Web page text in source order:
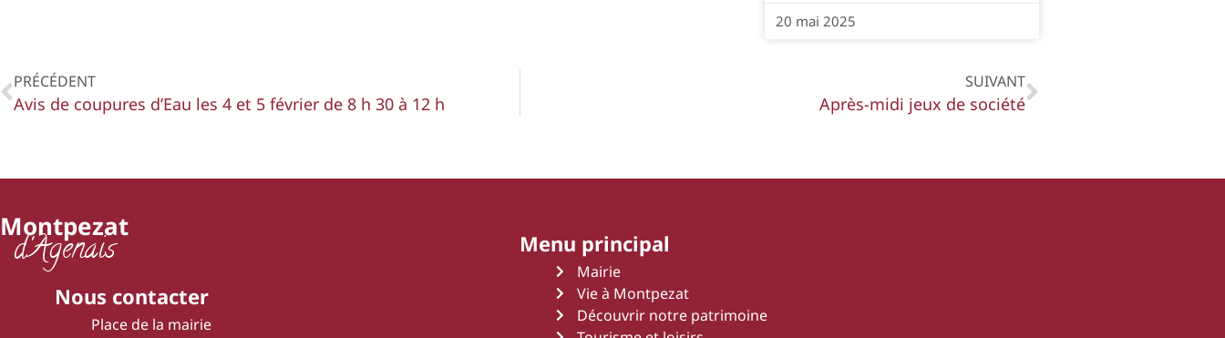
20 mai 2025
PRÉCÉDENT
Avis de coupures d’Eau les 4 et 5 février de 8 h 30 à 12 h
SUIVANT
Après-midi jeux de société
Montpezat
d'Agenais
Nous contacter
Place de la mairie
Menu principal
Mairie
Vie à Montpezat
Découvrir notre patrimoine